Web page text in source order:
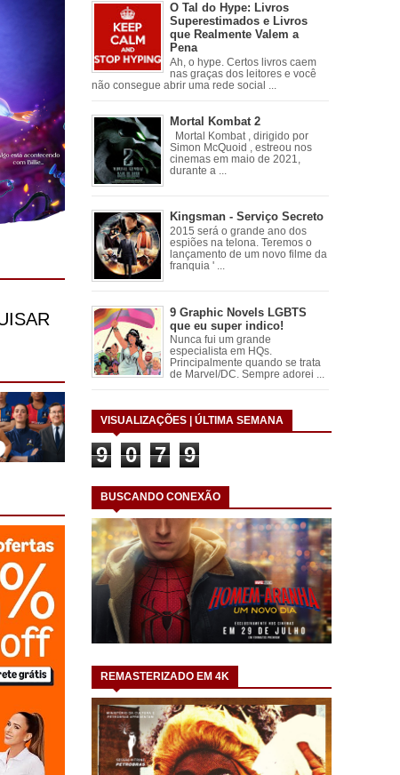
O Tal do Hype: Livros
Superestimados e Livros
que Realmente Valem a
Pena
Ah, o hype. Certos livros caem
nas graças dos leitores e você
não consegue abrir uma rede social ...
Mortal Kombat 2
Mortal Kombat , dirigido por
Simon McQuoid , estreou nos
cinemas em maio de 2021,
durante a ...
Kingsman - Serviço Secreto
2015 será o grande ano dos
espiões na telona. Teremos o
lançamento de um novo filme da
franquia ' ...
9 Graphic Novels LGBTS
que eu super indico!
Nunca fui um grande
especialista em HQs.
Principalmente quando se trata
de Marvel/DC. Sempre adorei ...
VISUALIZAÇÕES | ÚLTIMA SEMANA
9 0 7 9
BUSCANDO CONEXÃO
REMASTERIZADO EM 4K